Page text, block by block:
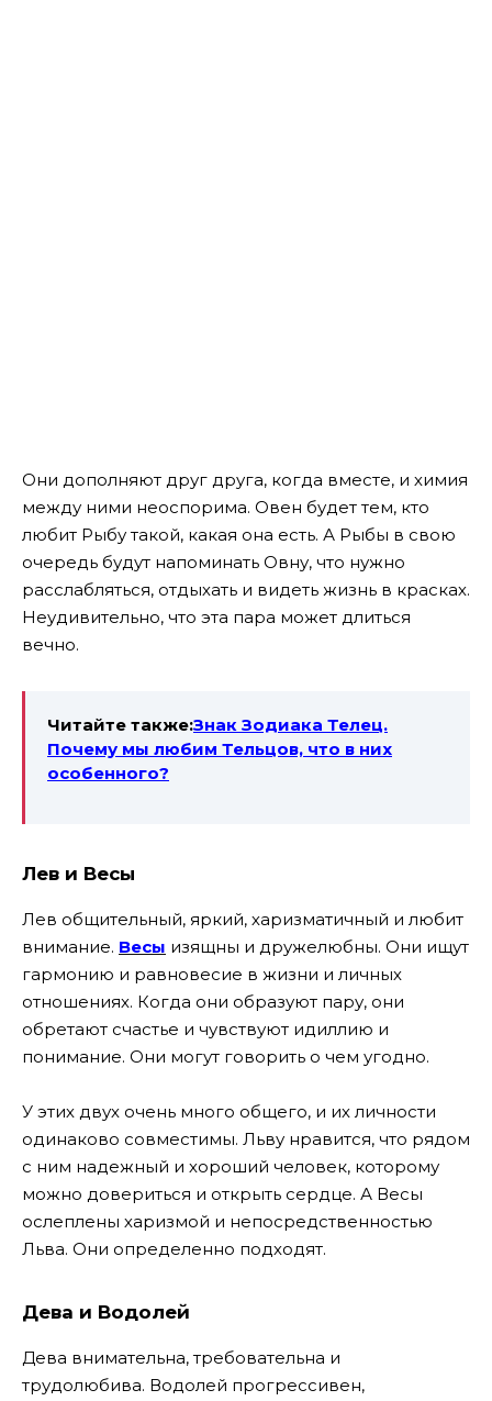
Они дополняют друг друга, когда вместе, и химия
между ними неоспорима. Овен будет тем, кто
любит Рыбу такой, какая она есть. А Рыбы в свою
очередь будут напоминать Овну, что нужно
расслабляться, отдыхать и видеть жизнь в красках.
Неудивительно, что эта пара может длиться
вечно.
Читайте также:Знак Зодиака Телец.
Почему мы любим Тельцов, что в них
особенного?
Лев и Весы
Лев общительный, яркий, харизматичный и любит
внимание. Весы изящны и дружелюбны. Они ищут
гармонию и равновесие в жизни и личных
отношениях. Когда они образуют пару, они
обретают счастье и чувствуют идиллию и
понимание. Они могут говорить о чем угодно.
У этих двух очень много общего, и их личности
одинаково совместимы. Льву нравится, что рядом
с ним надежный и хороший человек, которому
можно довериться и открыть сердце. А Весы
ослеплены харизмой и непосредственностью
Льва. Они определенно подходят.
Дева и Водолей
Дева внимательна, требовательна и
трудолюбива. Водолей прогрессивен,